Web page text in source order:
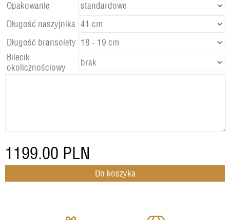
Opakowanie
Długość naszyjnika
Długość bransolety
Bilecik
okolicznościowy
1199.00 PLN